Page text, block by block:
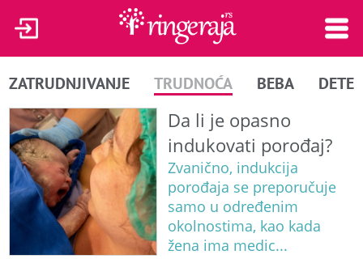
ZATRUDNJIVANJE TRUDNOĆA BEBA DETE
Da li je opasno
indukovati porođaj?
Zvanično, indukcija
porođaja se preporučuje
samo u određenim
okolnostima, kao kada
žena ima medic...